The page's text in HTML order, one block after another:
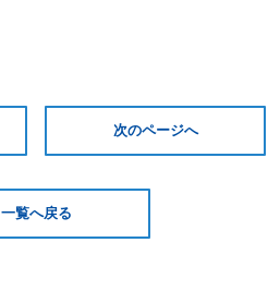
次のページへ
一覧へ戻る